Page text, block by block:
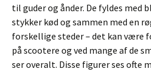
til guder og ånder. De fyldes med
stykker kød og sammen med en
forskellige steder – det kan være
på scootere og ved mange af de
ser overalt. Disse figurer ses ofte